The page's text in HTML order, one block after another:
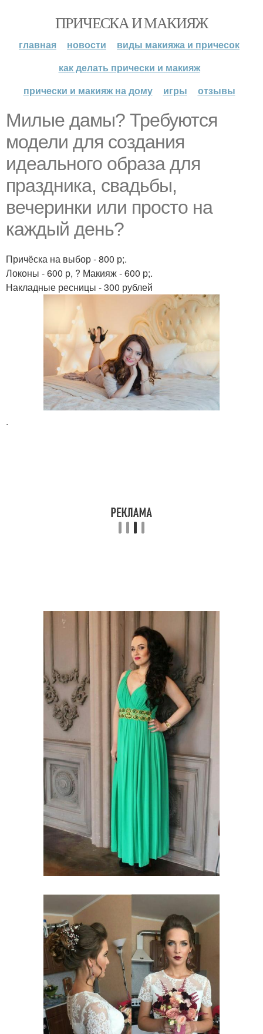
ПРИЧЕСКА И МАКИЯЖ
главная новости
виды макияжа и причесок
как делать прически и макияж
прически и макияж на дому
игры отзывы
Милые дамы? Требуются
модели для создания
идеального образа для
праздника, свадьбы,
вечеринки или просто на
каждый день?
Причёска на выбор - 800 р;.
Локоны - 600 р, ? Макияж - 600 р;.
Накладные ресницы - 300 рублей
.